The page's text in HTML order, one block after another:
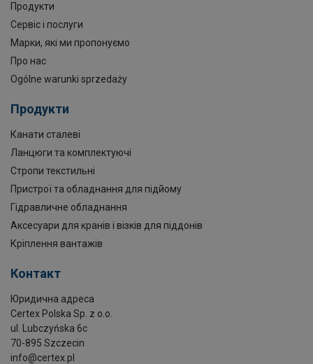
Продукти
Сервіс і послуги
Марки, які ми пропонуємо
Про нас
Ogólne warunki sprzedaży
Продукти
Канати сталеві
Ланцюги та комплектуючі
Стропи текстильні
Пристрої та обладнання для підйому
Гідравличне обладнання
Аксесуари для кранів і візків для піддонів
Кріплення вантажів
Контакт
Юридична адреса
Certex Polska Sp. z o.o.
ul. Lubczyńska 6c
70-895 Szczecin
info@certex.pl